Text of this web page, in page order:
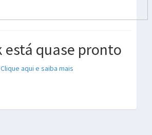
está quase pronto
Clique aqui e saiba mais